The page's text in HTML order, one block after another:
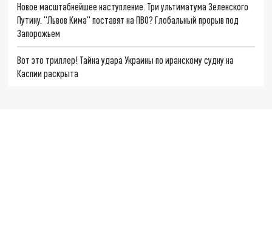
Новое масштабнейшее наступление. Три ультиматума Зеленского
Путину. "Львов Кима" поставят на ПВО? Глобальный прорыв под
Запорожьем
Вот это триллер! Тайна удара Украины по иранскому судну на
Каспии раскрыта